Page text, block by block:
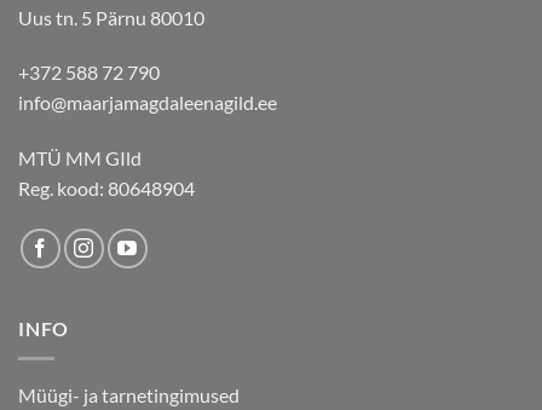
Uus tn. 5 Pärnu 80010
+372 588 72 790
info@maarjamagdaleenagild.ee
MTÜ MM GIld
Reg. kood: 80648904
INFO
Müügi- ja tarnetingimused